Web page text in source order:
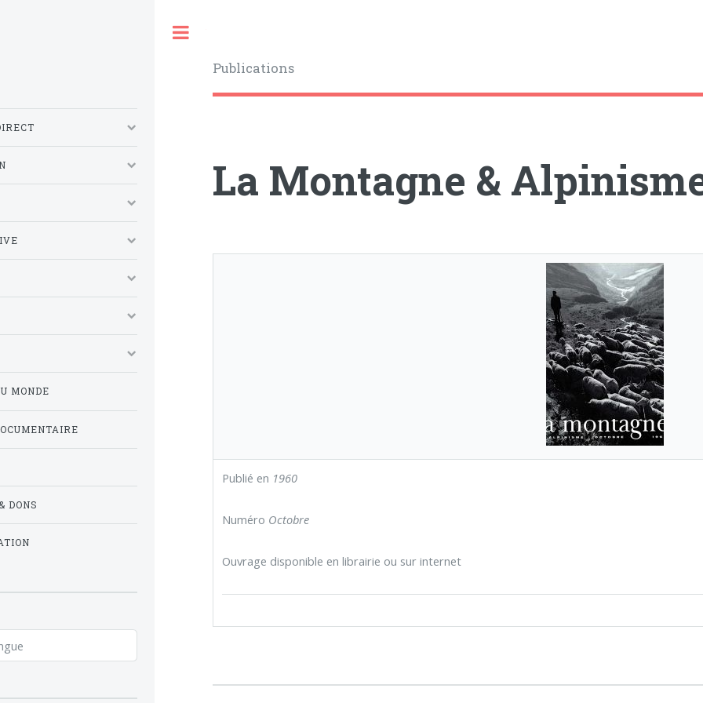
Publications
La Montagne &
Publié en 1960
Numéro Octobre
Ouvrage disponible en librairie ou sur internet
MONDE
DONS